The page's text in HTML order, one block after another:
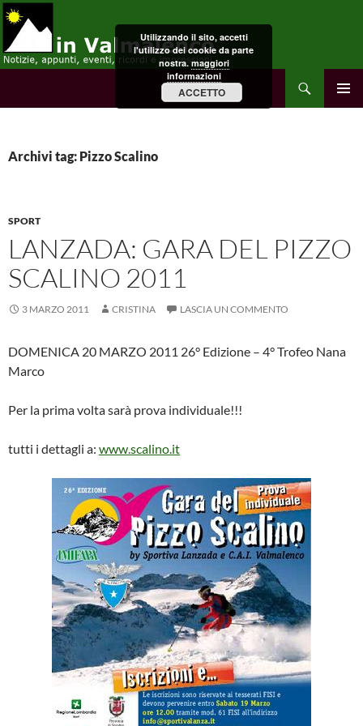
Vai
contenuto
Archivi tag: Pizzo Scalino
SPORT
LANZADA: GARA DEL PIZZO
SCALINO 2011
3 MARZO 2011 CRISTINA LASCIA UN COMMENTO
DOMENICA 20 MARZO 2011 26° Edizione – 4° Trofeo Nana
Marco
Per la prima volta sarà prova individuale!!!
tutti i dettagli a: www.scalino.it
Utilizzando il sito, accetti
l'utilizzo dei cookie da parte
nostra.maggiori
informazioni
ACCETTO